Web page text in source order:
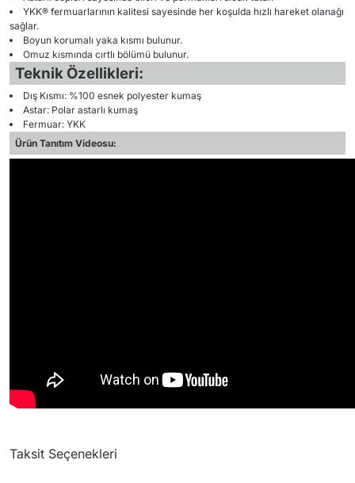
YKK® fermuarlarının kalitesi sayesinde her koşulda hızlı hareket olanağı
sağlar.
Boyun korumalı yaka kısmı bulunur.
Omuz kısmında cırtlı bölümü bulunur.
Teknik Özellikleri:
Dış Kısmı: %100 esnek polyester kumaş
Astar: Polar astarlı kumaş
Fermuar: YKK
Ürün Tanıtım Videosu:
Taksit Seçenekleri